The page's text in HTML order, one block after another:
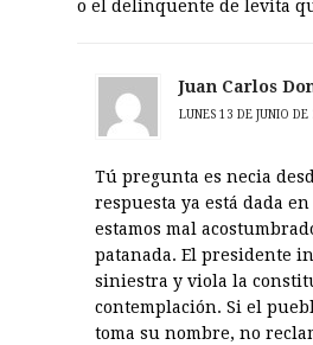
o el delinquente de levita
Juan Carlos
LUNES 13 DE JUNIO
Tú pregunta es necia
respuesta ya está dada
estamos mal
patanada. El presidente
siniestra y viola la
contemplación. Si el
toma su nombre, no